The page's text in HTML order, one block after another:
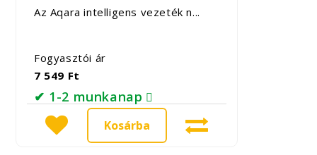
Az Aqara intelligens vezeték n...
Fogyasztói ár
7 549 Ft
✔ 1-2 munkanap
Kosárba